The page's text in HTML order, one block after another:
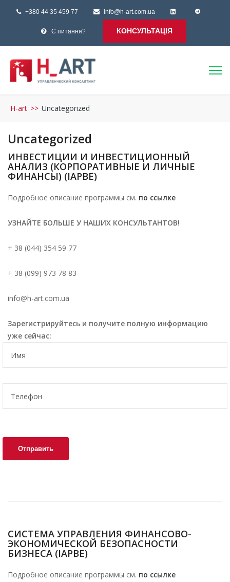
+380 44 35 459 77 info@h-art.com.ua
Є питання? КОНСУЛЬТАЦІЯ
H-art >> Uncategorized
Uncategorized
ИНВЕСТИЦИИ И ИНВЕСТИЦИОННЫЙ
АНАЛИЗ (КОРПОРАТИВНЫЕ И ЛИЧНЫЕ
ФИНАНСЫ) (IAPBE)
Подробное описание программы см. по ссылке
УЗНАЙТЕ БОЛЬШЕ У НАШИХ КОНСУЛЬТАНТОВ!
+ 38 (044) 354 59 77
+ 38 (099) 973 78 83
info@h-art.com.ua
Зарегистрируйтесь и получите полную информацию
уже сейчас:
СИСТЕМА УПРАВЛЕНИЯ ФИНАНСОВО-
ЭКОНОМИЧЕСКОЙ БЕЗОПАСНОСТИ
БИЗНЕСА (IAPBE)
Подробное описание программы см. по ссылке